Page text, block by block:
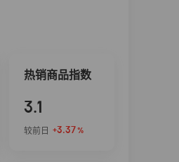
热销商品指数
3.1
较前日 +3.37%